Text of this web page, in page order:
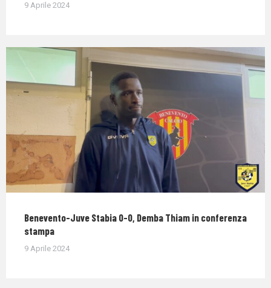
9 Aprile 2024
Benevento-Juve Stabia 0-0, Demba Thiam in conferenza
stampa
9 Aprile 2024